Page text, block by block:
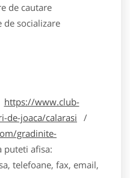
de cautare
de socializare
https://www.club-
de-joaca/calarasi /
gradinite-
puteti afisa:
telefoane, fax, email,